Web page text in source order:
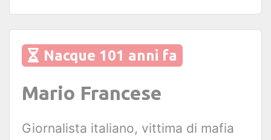
Nacque 101 anni fa
Mario Francese
Giornalista italiano, vittima di mafia